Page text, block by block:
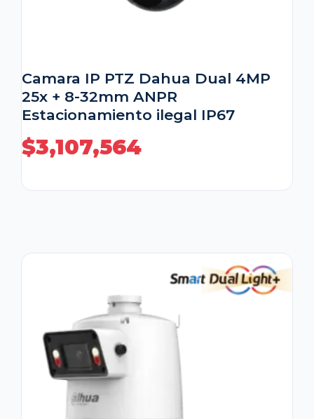
Camara IP PTZ Dahua Dual 4MP
25x + 8-32mm ANPR
Estacionamiento ilegal IP67
$3,107,564